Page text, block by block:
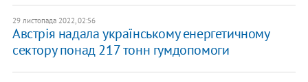
29 листопада 2022, 02:56
Австрія надала українському енергетичному
сектору понад 217 тонн гумдопомоги